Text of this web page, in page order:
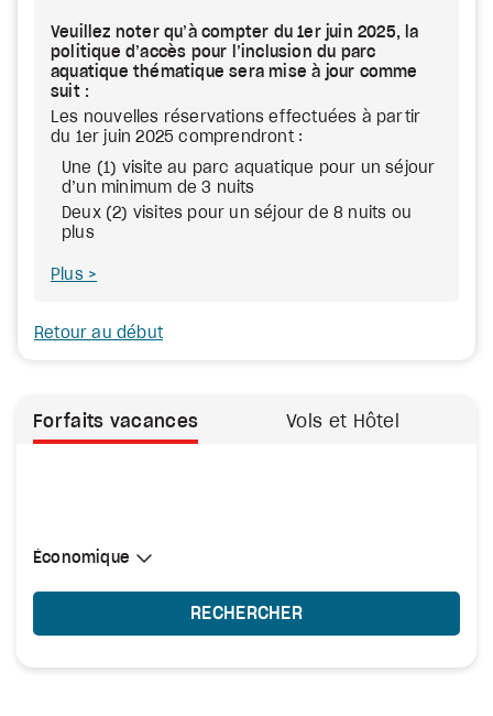
Veuillez noter qu’à compter du 1er juin 2025, la
politique d’accès pour l’inclusion du parc
aquatique thématique sera mise à jour comme
suit :
Les nouvelles réservations effectuées à partir
du 1er juin 2025 comprendront :
Une (1) visite au parc aquatique pour un séjour
d’un minimum de 3 nuits
Deux (2) visites pour un séjour de 8 nuits ou
plus
Plus
Retour au début
Forfaits vacances Vols et Hôtel
Sélectionner une cabine
Économique
Économique
RECHERCHER